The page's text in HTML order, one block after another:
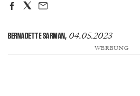
BERNADETTE SARMAN, 04.05.2023
WERBUNG